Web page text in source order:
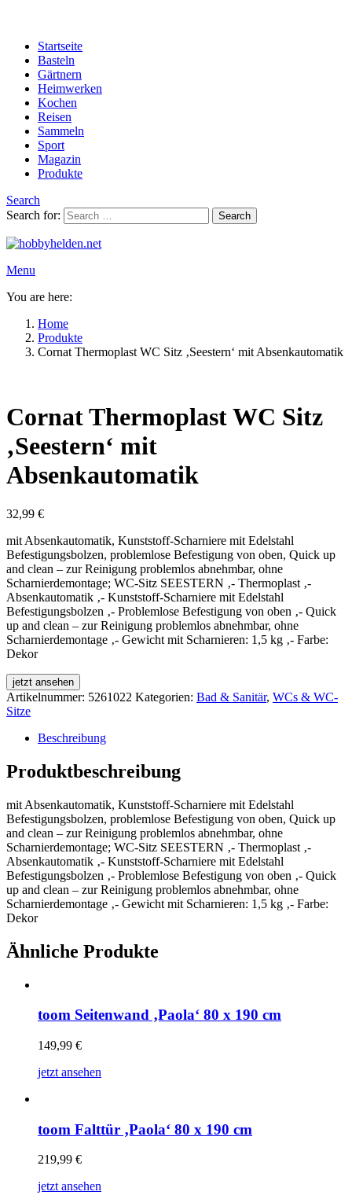
Startseite
Basteln
Gärtnern
Heimwerken
Kochen
Reisen
Sammeln
Sport
Magazin
Produkte
Search
Search for:
Search
Menu
You are here:
Home
Produkte
Cornat Thermoplast WC Sitz ‚Seestern‘ mit Absenkautomatik
Cornat Thermoplast WC Sitz
‚Seestern‘ mit
Absenkautomatik
32,99 €
mit Absenkautomatik, Kunststoff-Scharniere mit Edelstahl
Befestigungsbolzen, problemlose Befestigung von oben, Quick up
and clean – zur Reinigung problemlos abnehmbar, ohne
Scharnierdemontage; WC-Sitz SEESTERN ‚- Thermoplast ‚-
Absenkautomatik ‚- Kunststoff-Scharniere mit Edelstahl
Befestigungsbolzen ‚- Problemlose Befestigung von oben ‚- Quick
up and clean – zur Reinigung problemlos abnehmbar, ohne
Scharnierdemontage ‚- Gewicht mit Scharnieren: 1,5 kg ‚- Farbe:
Dekor
jetzt ansehen
Artikelnummer: 5261022 Kategorien: Bad & Sanitär, WCs & WC-
Sitze
Beschreibung
Produktbeschreibung
mit Absenkautomatik, Kunststoff-Scharniere mit Edelstahl
Befestigungsbolzen, problemlose Befestigung von oben, Quick up
and clean – zur Reinigung problemlos abnehmbar, ohne
Scharnierdemontage; WC-Sitz SEESTERN ‚- Thermoplast ‚-
Absenkautomatik ‚- Kunststoff-Scharniere mit Edelstahl
Befestigungsbolzen ‚- Problemlose Befestigung von oben ‚- Quick
up and clean – zur Reinigung problemlos abnehmbar, ohne
Scharnierdemontage ‚- Gewicht mit Scharnieren: 1,5 kg ‚- Farbe:
Dekor
Ähnliche Produkte
toom Seitenwand ‚Paola‘ 80 x 190 cm
149,99 €
jetzt ansehen
toom Falttür ‚Paola‘ 80 x 190 cm
219,99 €
jetzt ansehen